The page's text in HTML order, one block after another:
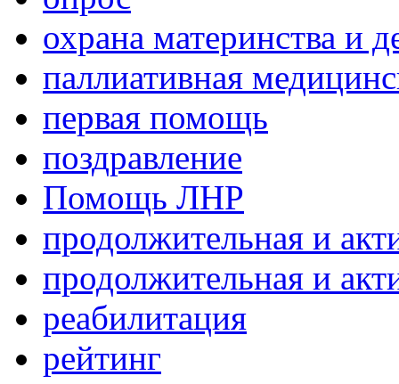
охрана материнства и
паллиативная
первая помощь
поздравление
Помощь ЛНР
продолжительная и
продолжительная и
реабилитация
рейтинг